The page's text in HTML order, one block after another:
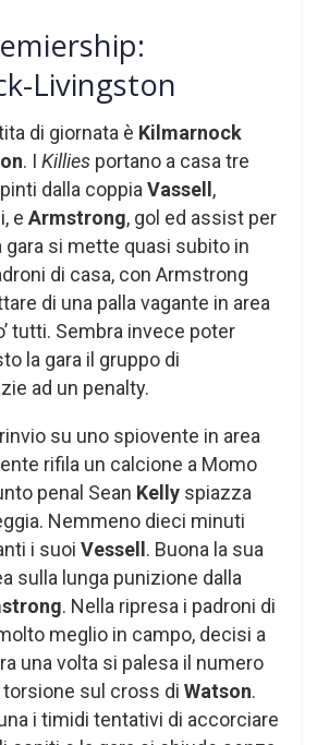
Livingston
di giornata è Kilmarnock
. I Killies portano a casa tre
dalla coppiaVassell ,
e Armstrong, gol ed assist per
gara si mette quasi subito in
di casa, con Armstrong
di una palla vagante in area
tutti. Sembra invece poter
la gara il gruppo di
ad un penalty.
su uno spiovente in area
rifila un calcione a Momo
penal Sean Kelly spiazza
Nemmeno dieci minuti
i suoi Vessell . Buona la sua
sulla lunga punizione dalla
. Nella ripresa i padroni di
meglio in campo, decisi a
una volta si palesa il numero
torsione sul cross di Watson.
i timidi tentativi di accorciare